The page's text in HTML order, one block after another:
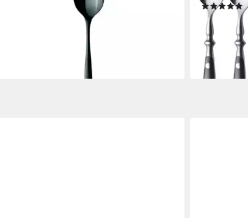
179,90 €
lieferbar - in 3-4 Werktagen bei dir
18,90 €
(3,15 €/ 1
lieferbar -